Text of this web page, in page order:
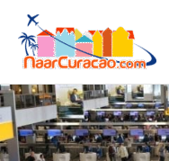
naar
inhoud